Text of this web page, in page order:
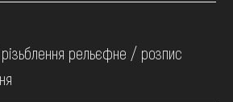
рельєфне / розпис